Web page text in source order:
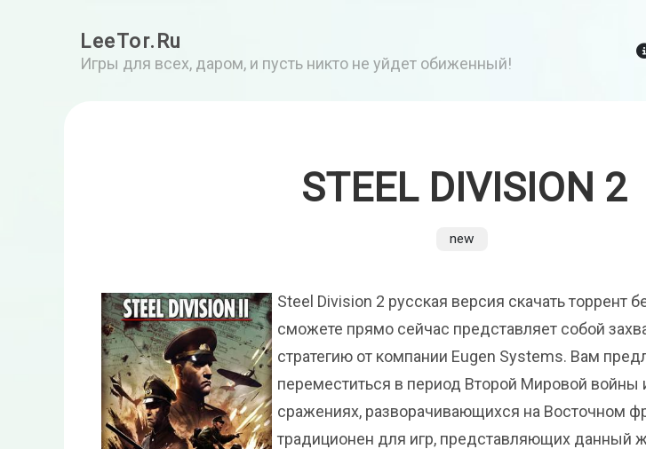
LeeTor.Ru
Игры для всех, даром, и пусть никто не уйдет обиженный!
STEEL DIVISION 2
new
Steel Division 2 русская версия скачать торрент
сможете прямо сейчас представляет собой
стратегию от компании Eugen Systems. Вам
переместиться в период Второй Мировой войны
сражениях, разворачивающихся на Восточном
традиционен для игр, представляющих данный